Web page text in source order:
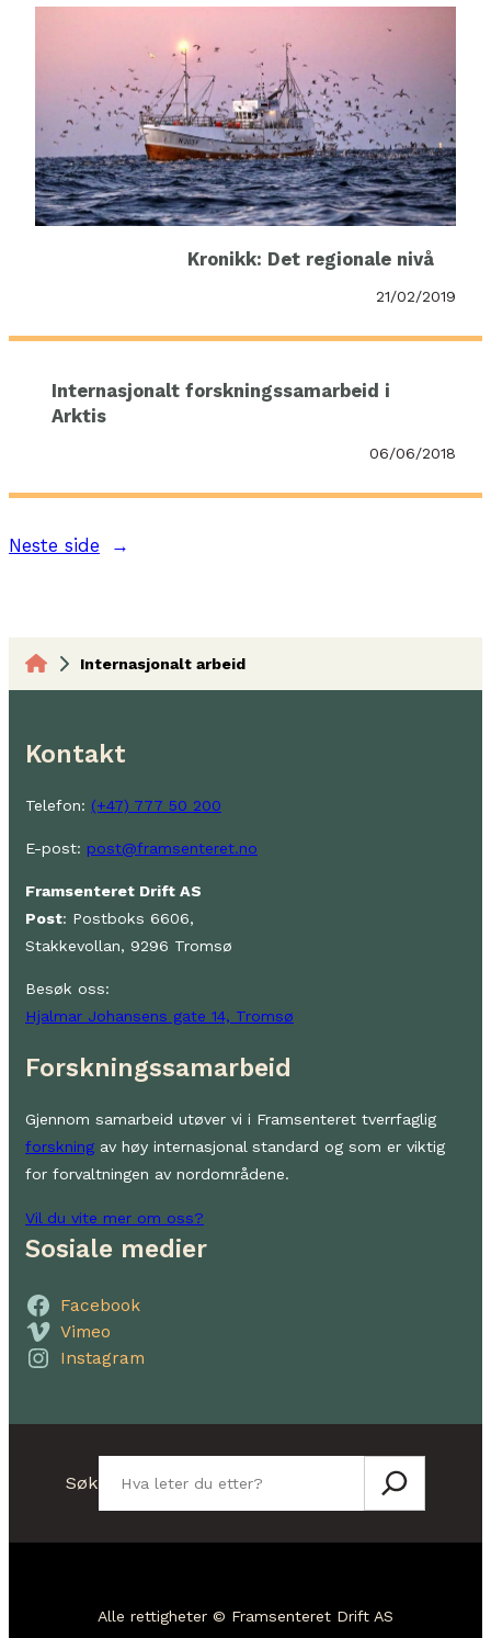
Kronikk: Det regionale nivå
21/02/2019
Internasjonalt forskningssamarbeid i
Arktis
06/06/2018
Neste side →
Internasjonalt arbeid
Kontakt
Telefon: (+47) 777 50 200
E-post: post@framsenteret.no
Framsenteret Drift AS
Post: Postboks 6606,
Stakkevollan, 9296 Tromsø
Besøk oss:
Hjalmar Johansens gate 14, Tromsø
Forskningssamarbeid
Gjennom samarbeid utøver vi i Framsenteret tverrfaglig
forskning av høy internasjonal standard og som er viktig
for forvaltningen av nordområdene.
Vil du vite mer om oss?
Sosiale medier
Facebook
Vimeo
Instagram
Søk
Alle rettigheter © Framsenteret Drift AS